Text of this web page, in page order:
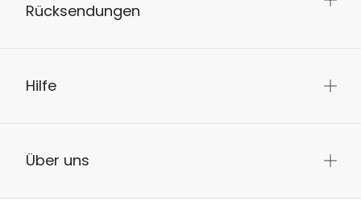
Rücksendungen
Hilfe
Über uns